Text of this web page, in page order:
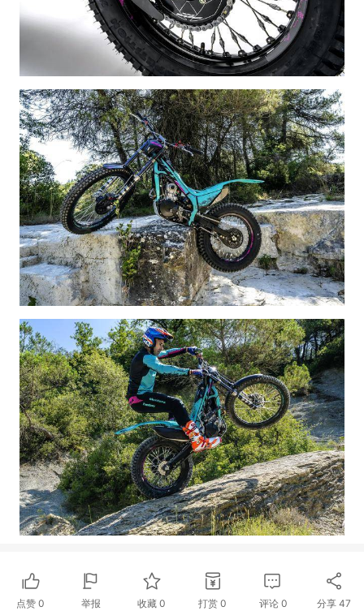
点赞 0 举报 收藏0 打赏 0 评论 0 分享 47